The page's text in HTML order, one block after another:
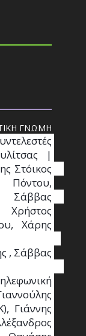
ΓΝΩΜΗ
ελεστές
|
Στόικος
Χάρης
, Σάββας
Γιάννης